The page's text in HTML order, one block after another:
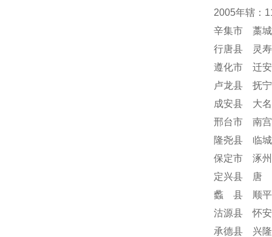
2005年辖：
辛集市 藁
行唐县 灵
遵化市 迁
卢龙县 抚
成安县 大
邢台市 南
隆尧县 临
保定市 涿
定兴县 唐
蠡 县 顺
沽源县 怀
承德县 兴